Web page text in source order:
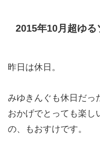
2015年10月超ゆ
昨日は休日。
みゆきんぐも休日だっ
おかげでとっても楽し
の、もおすけです。